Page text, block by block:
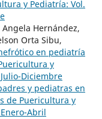
y Pediatría: Vol.
Hernández,
Orta Sibu,
en pediatría
y
Diciembre
y pediatras en
de Puericultura y
Abril